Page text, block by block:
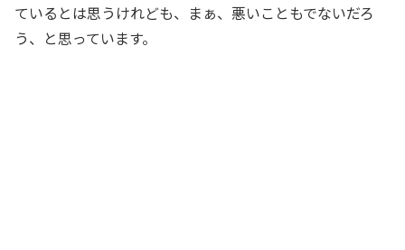
ているとは思うけれども、まぁ、悪いこともでないだろ
う、と思っています。